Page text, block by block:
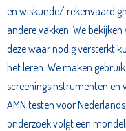
en wiskunde/
andere vakken. We
deze waar nodig versterkt
het leren. We maken
screeningsinstrumenten en
AMN testen voor
onderzoek volgt een